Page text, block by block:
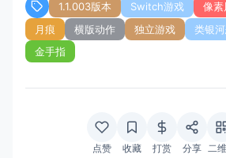
1.1.003版本 Switch游戏 像素
月痕
横版动作 独立游戏 类银
金手指
点赞 收藏 打赏 分享 二